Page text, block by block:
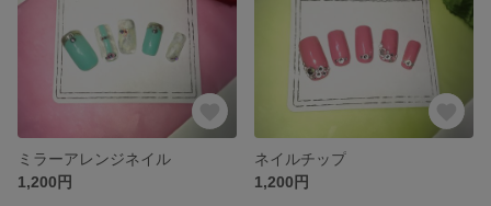
ミラーアレンジネイル
1,200円
ネイルチップ
1,200円